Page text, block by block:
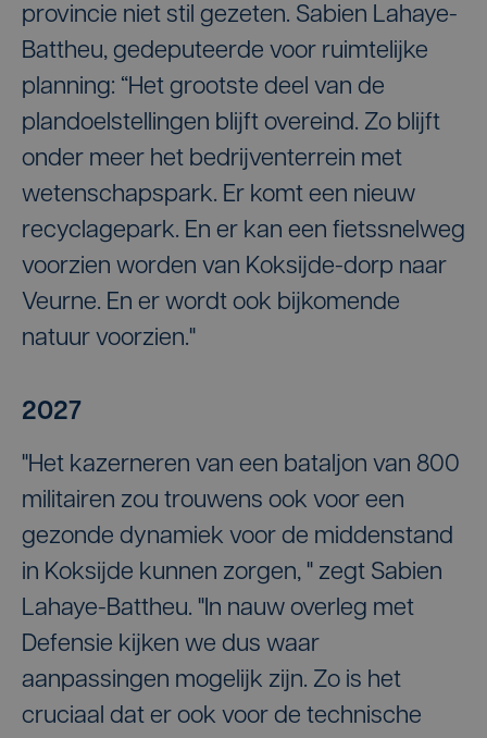
provincie niet stil gezeten. Sabien Lahaye-
Battheu, gedeputeerde voor ruimtelijke
planning: “Het grootste deel van de
plandoelstellingen blijft overeind. Zo blijft
onder meer het bedrijventerrein met
wetenschapspark. Er komt een nieuw
recyclagepark. En er kan een fietssnelweg
voorzien worden van Koksijde-dorp naar
Veurne. En er wordt ook bijkomende
natuur voorzien."
2027
"Het kazerneren van een bataljon van 800
militairen zou trouwens ook voor een
gezonde dynamiek voor de middenstand
in Koksijde kunnen zorgen, " zegt Sabien
Lahaye-Battheu. "In nauw overleg met
Defensie kijken we dus waar
aanpassingen mogelijk zijn. Zo is het
cruciaal dat er ook voor de technische